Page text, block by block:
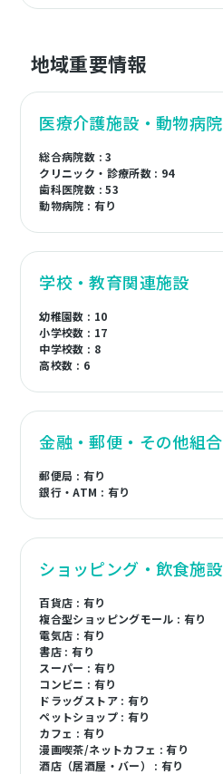
地域重要情報
医療介護施設・動物病院
総合病院数 : 3
クリニック・診療所数 : 94
歯科医院数 : 53
動物病院 : 有り
学校・教育関連施設
幼稚園数 : 10
小学校数 : 17
中学校数 : 8
高校数 : 6
金融・郵便・その他組合
郵便局 : 有り
銀行・ATM : 有り
ショッピング・飲食施設
百貨店 : 有り
複合型ショッピングモール : 有り
電気店 : 有り
書店 : 有り
スーパー : 有り
コンビニ : 有り
ドラッグストア : 有り
ペットショップ : 有り
カフェ : 有り
漫画喫茶/ネットカフェ : 有り
酒店（居酒屋・バー） : 有り